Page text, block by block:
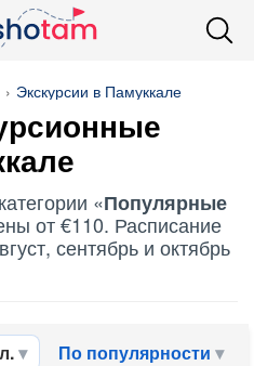
Экскурсии в Памуккале
«Популярные
от €110. Расписание
сентябрь и октябрь
По популярности